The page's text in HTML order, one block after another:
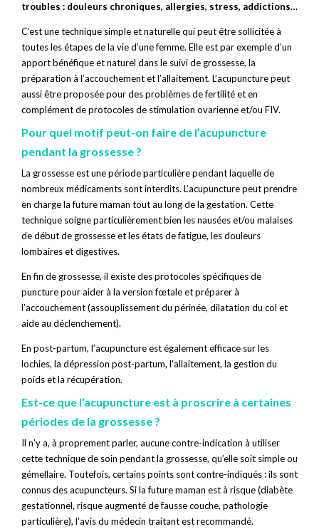
troubles : douleurs chroniques, allergies, stress, addictions…
C’est une technique simple et naturelle qui peut être sollicitée à
toutes les étapes de la vie d’une femme. Elle est par exemple d’un
apport bénéfique et naturel dans le suivi de grossesse, la
préparation à l’accouchement et l’allaitement. L’acupuncture peut
aussi être proposée pour des problèmes de fertilité et en
complément de protocoles de stimulation ovarienne et/ou FIV.
Pour quel motif peut-on faire de l’acupuncture
pendant la grossesse ?
La grossesse est une période particulière pendant laquelle de
nombreux médicaments sont interdits. L’acupuncture peut prendre
en charge la future maman tout au long de la gestation. Cette
technique soigne particulièrement bien les nausées et/ou malaises
de début de grossesse et les états de fatigue, les douleurs
lombaires et digestives.
En fin de grossesse, il existe des protocoles spécifiques de
puncture pour aider à la version fœtale et préparer à
l’accouchement (assouplissement du périnée, dilatation du col et
aide au déclenchement).
En post-partum, l’acupuncture est également efficace sur les
lochies, la dépression post-partum, l’allaitement, la gestion du
poids et la récupération.
Est-ce que l’acupuncture est à proscrire à certaines
périodes de la grossesse ?
Il n’y a, à proprement parler, aucune contre-indication à utiliser
cette technique de soin pendant la grossesse, qu’elle soit simple ou
gémellaire. Toutefois, certains points sont contre-indiqués : ils sont
connus des acupuncteurs. Si la future maman est à risque (diabète
gestationnel, risque augmenté de fausse couche, pathologie
particulière), l’avis du médecin traitant est recommandé.